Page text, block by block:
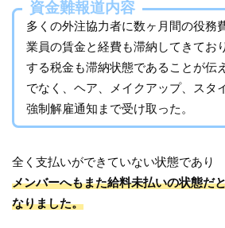
資金難報道内容
多くの外注協力者に数ヶ月間の役務
業員の賃金と経費も滞納してきてお
する税金も滞納状態であることが伝
でなく、ヘア、メイクアップ、スタ
強制解雇通知まで受け取った。
全く支払いができていない状態であり
メンバーへもまた給料未払いの状態だ
なりました。